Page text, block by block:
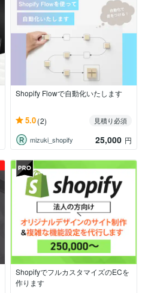
Shopify Flowで自動化いたします
5.0(2)
見積り必須
mizuki_shopify
25,000 円
ShopifyでフルカスタマイズのECを
作ります